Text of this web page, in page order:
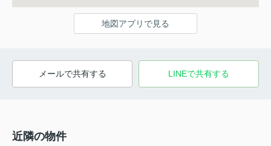
地図アプリで見る
メールで共有する LINEで共有する
近隣の物件